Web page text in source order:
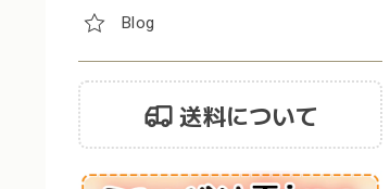
Blog
送料について